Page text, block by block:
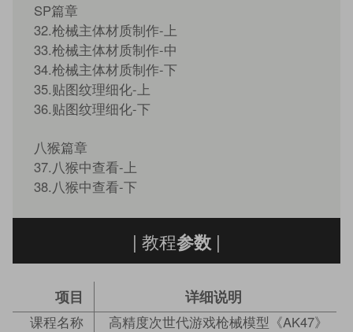
SP篇章
32.枪械主体材质制作-上
33.枪械主体材质制作-中
34.枪械主体材质制作-下
35.贴图纹理细化-上
36.贴图纹理细化-下
八猴篇章
37.八猴中查看-上
38.八猴中查看-下
| 教程参数 |
项目 详细说明
课程名称
高精度次世代游戏枪械模型《AK47》